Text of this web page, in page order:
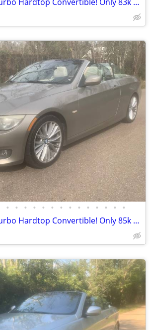
• • • • • • • • • • • • • •
2011 BMW 335i Turbo Hardtop Convertible! Only 85k Miles! Runs Perfect!